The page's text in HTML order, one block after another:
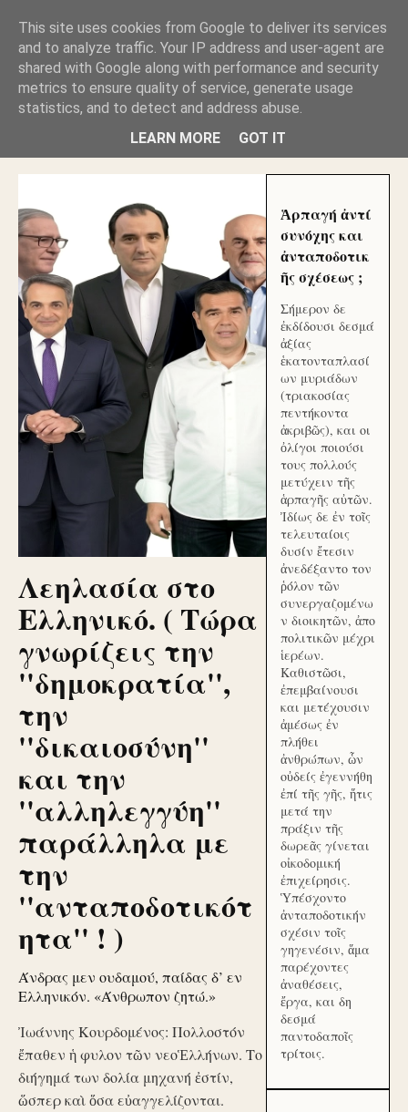
ΑΥΤΟΧΘΟΝΕΣ ΜΟΥ ΕΚΛΕΙΣΑΝ ΤΑ ΣΟΣΙΑΛ ΚΑΙ
ΦΙΜΩΣΑΝ ΤΟ SITE. ΟΙ ΧΙΛΙΑΔΕΣ ΜΙΚΡΟΕΠΕΝΔΥΤΕΣ
ΕΠΕΝΔΥΣΑΤΕ ΓΙΑ ΛΕΗΛΑΣΙΑ ΚΑΙ ΕΓΚΛΗΜΑ ?
ΓΛΥΦΑΔΑ WEB |ΟΙ ΜΕΓΑΛΟΙ ΚΛΕΠΤΑΙ ΑΠΟ ΤΟ
ΜΙΚΡΟΝ ΑΠΑΓΟΥΣΙ
Λεηλασία στο
Ελληνικό. ( Τώρα
γνωρίζεις την
''δημοκρατία'',
την
''δικαιοσύνη''
και την
''αλληλεγγύη''
παράλληλα με
την
''ανταποδοτικότ
ητα'' ! )
Άνδρας μεν ουδαμού, παίδας δ’ εν
Ελληνικόν. «Άνθρωπον ζητώ.»
Ἰωάννης Κουρδομένος: Πολλοστόν
ἔπαθεν ἡ φυλον τῶν νεοἙλλήνων. Το
διήγημά των δολία μηχανή ἐστίν,
ὥσπερ καὶ ὅσα εὐαγγελίζονται.
Ἁρπαγή ἀντί
συνόχης και
ἀνταποδοτικ
ῆς σχέσεως ;
Σήμερον δε
ἐκδίδουσι δεσμά
ἀξίας
ἑκατονταπλασί
ων μυριάδων
(τριακοσίας
πεντήκοντα
ἀκριβῶς), και οι
ὀλίγοι ποιούσι
τους πολλούς
μετύχειν τῆς
ἁρπαγῆς αὐτῶν.
Ἰδίως δε ἐν τοῖς
τελευταίοις
δυσίν ἔτεσιν
ἀνεδέξαντο τον
ῥόλον τῶν
συνεργαζομένω
ν διοικητῶν, ἀπο
πολιτικῶν μέχρι
ἱερέων.
Καθιστῶσι,
ἐπεμβαίνουσι
και μετέχουσιν
ἀμέσως ἐν
πλήθει
ἀνθρώπων, ὧν
οὐδείς ἐγεννήθη
ἐπί τῆς γῆς, ἥτις
μετά την
πράξιν τῆς
δωρεᾶς γίνεται
οἰκοδομική
ἐπιχείρησις.
Ὑπέσχοντο
ἀνταποδοτικήν
σχέσιν τοῖς
γηγενέσιν, ἅμα
παρέχοντες
ἀναθέσεις,
ἔργα, και δη
δεσμά
παντοδαποῖς
τρίτοις.
This site uses cookies from Google to deliver its services
and to analyze traffic. Your IP address and user-agent are
shared with Google along with performance and security
metrics to ensure quality of service, generate usage
statistics, and to detect and address abuse.
LEARN MORE
GOT IT